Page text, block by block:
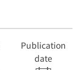
Publication
date